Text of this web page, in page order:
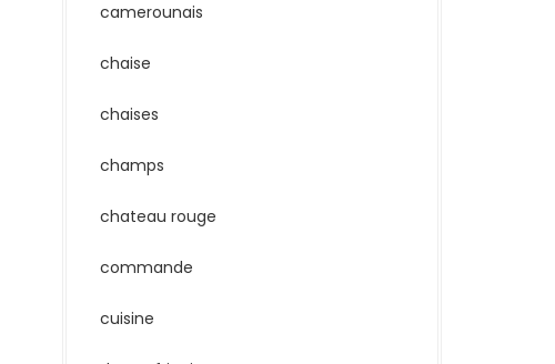
camerounais
chaise
chaises
champs
chateau rouge
commande
cuisine